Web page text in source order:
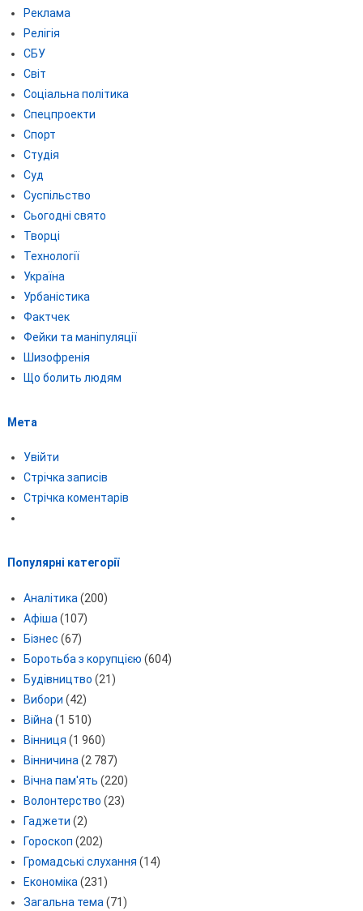
Реклама
Релігія
СБУ
Світ
Соціальна політика
Спецпроекти
Спорт
Студія
Суд
Суспільство
Сьогодні свято
Творці
Технології
Україна
Урбаністика
Фактчек
Фейки та маніпуляції
Шизофренія
Що болить людям
Мета
Увійти
Стрічка записів
Стрічка коментарів
Популярні категорії
Аналітика (200)
Афіша (107)
Бізнес (67)
Боротьба з корупцією (604)
Будівництво (21)
Вибори (42)
Війна (1 510)
Вінниця (1 960)
Вінничина (2 787)
Вічна пам'ять (220)
Волонтерство (23)
Гаджети (2)
Гороскоп (202)
Громадські слухання (14)
Економіка (231)
Загальна тема (71)